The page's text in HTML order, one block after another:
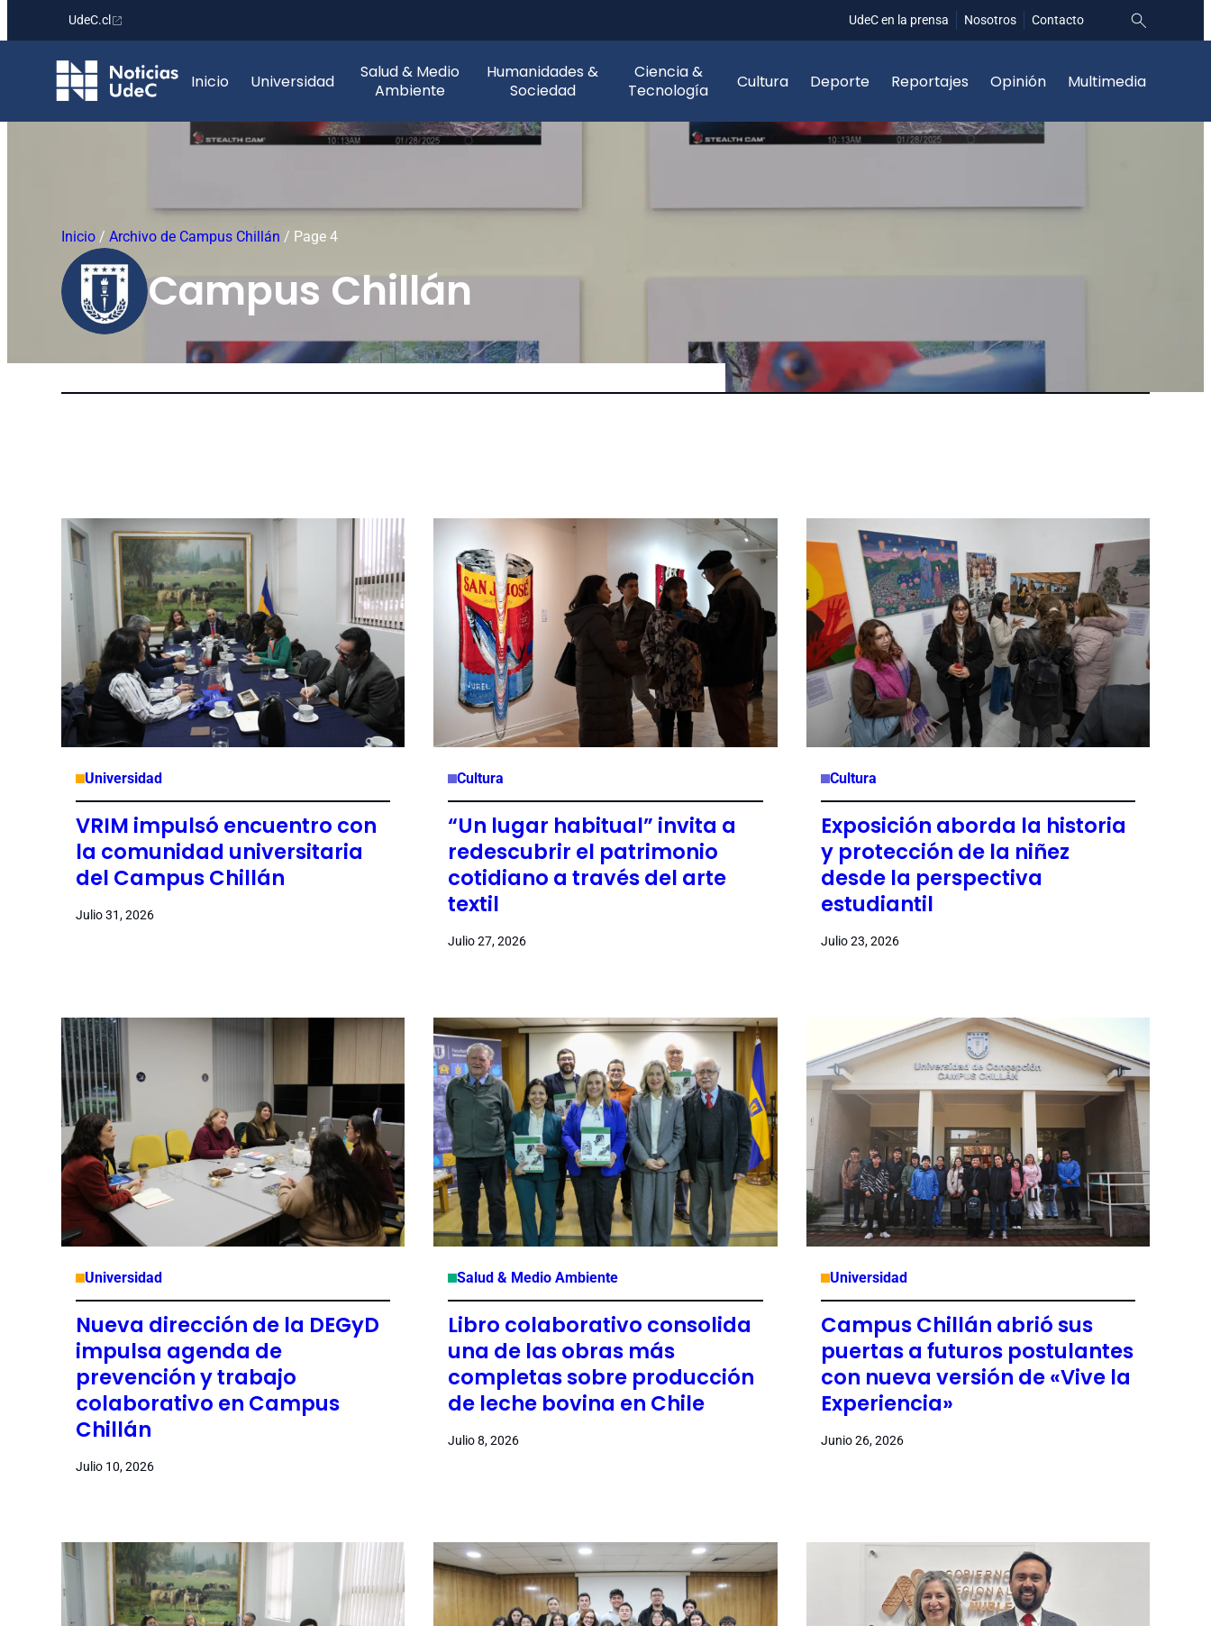
contenido
UdeC.cl UdeC en la prensa Nosotros Contacto
Inicio Universidad
Salud & Medio
Ambiente
Humanidades &
Sociedad
Ciencia &
Tecnología
Cultura Deporte Reportajes Opinión Multimedia
Inicio / Archivo de Campus Chillán / Page 4
Campus Chillán
Universidad
VRIM impulsó encuentro con
la comunidad universitaria
del Campus Chillán
Julio 31, 2026
Cultura
“Un lugar habitual” invita a
redescubrir el patrimonio
cotidiano a través del arte
textil
Julio 27, 2026
Cultura
Exposición aborda la historia
y protección de la niñez
desde la perspectiva
estudiantil
Julio 23, 2026
Universidad
Nueva dirección de la DEGyD
impulsa agenda de
prevención y trabajo
colaborativo en Campus
Chillán
Julio 10, 2026
Salud & Medio Ambiente
Libro colaborativo consolida
una de las obras más
completas sobre producción
de leche bovina en Chile
Julio 8, 2026
Universidad
Campus Chillán abrió sus
puertas a futuros postulantes
con nueva versión de «Vive la
Experiencia»
Junio 26, 2026